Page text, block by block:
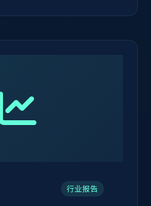
行业报告